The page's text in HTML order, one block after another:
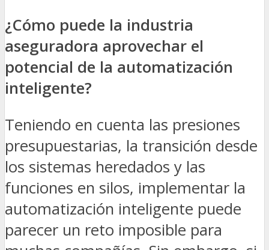
¿Cómo puede la industria
aseguradora aprovechar el
potencial de la automatización
inteligente?
Teniendo en cuenta las presiones
presupuestarias, la transición desde
los sistemas heredados y las
funciones en silos, implementar la
automatización inteligente puede
parecer un reto imposible para